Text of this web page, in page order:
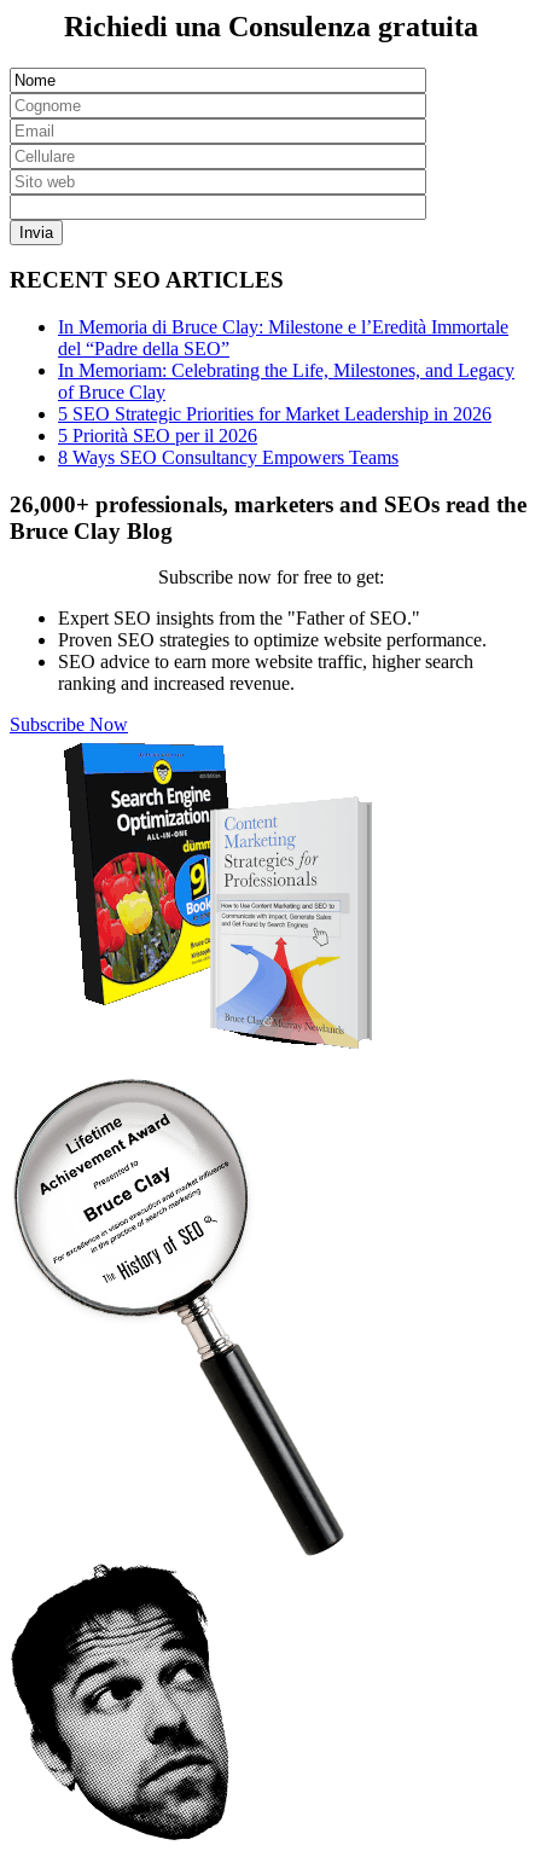
Richiedi una Consulenza gratuita
RECENT SEO ARTICLES
In Memoria di Bruce Clay: Milestone e l’Eredità Immortale
del “Padre della SEO”
In Memoriam: Celebrating the Life, Milestones, and Legacy
of Bruce Clay
5 SEO Strategic Priorities for Market Leadership in 2026
5 Priorità SEO per il 2026
8 Ways SEO Consultancy Empowers Teams
26,000+ professionals, marketers and SEOs read the
Bruce Clay Blog
Subscribe now for free to get:
Expert SEO insights from the "Father of SEO."
Proven SEO strategies to optimize website performance.
SEO advice to earn more website traffic, higher search
ranking and increased revenue.
Subscribe Now